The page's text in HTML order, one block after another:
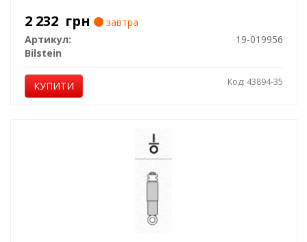
2 232 грн
завтра
Артикул:
19-019956
Bilstein
КУПИТИ Код: 43894-35